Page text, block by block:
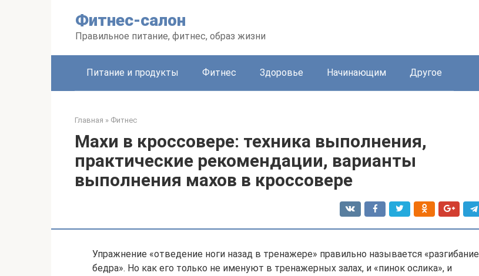
Фитнес-салон
Правильное питание, фитнес, образ жизни
Питание и продукты Фитнес Здоровье Начинающим Другое
Главная » Фитнес
Махи в кроссовере: техника выполнения,
практические рекомендации, варианты
выполнения махов в кроссовере
Упражнение «отведение ноги назад в тренажере» правильно называется «разгибание
бедра». Но как его только не именуют в тренажерных залах, и «пинок ослика», и